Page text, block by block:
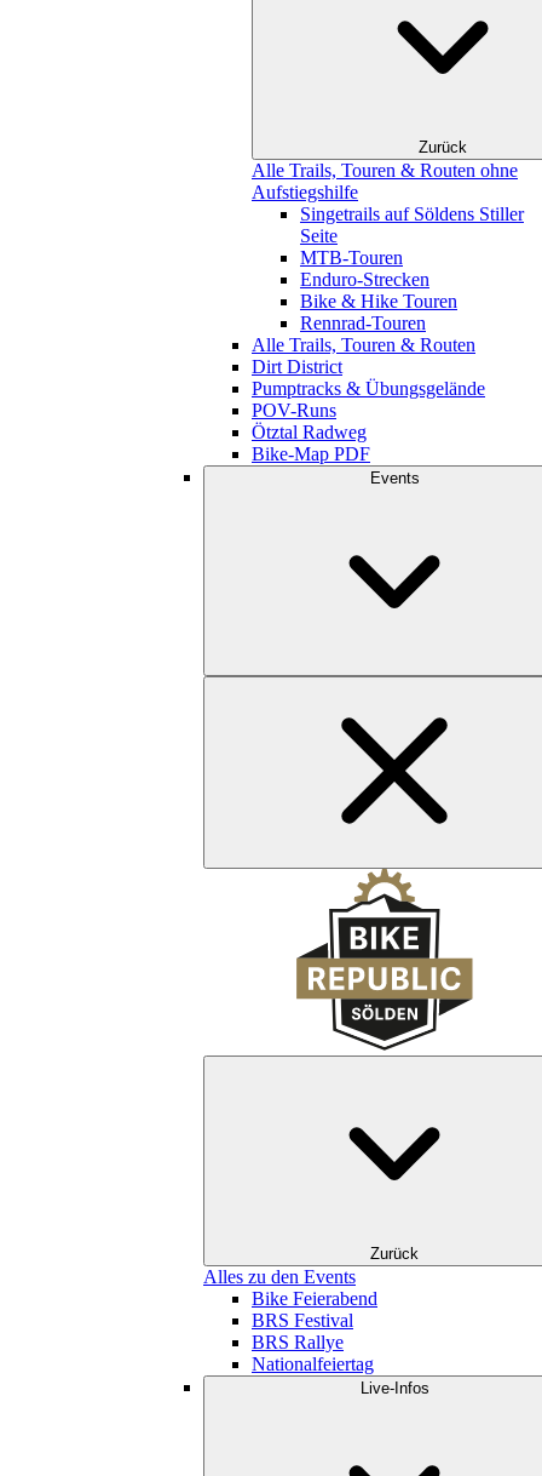
Zurück
Alle Trails, Touren & Routen ohne
Aufstiegshilfe
Singetrails auf Söldens Stiller
Seite
MTB-Touren
Enduro-Strecken
Bike & Hike Touren
Rennrad-Touren
Alle Trails, Touren & Routen
Dirt District
Pumptracks & Übungsgelände
POV-Runs
Ötztal Radweg
Bike-Map PDF
Events
Zurück
Alles zu den Events
Bike Feierabend
BRS Festival
BRS Rallye
Nationalfeiertag
Live-Infos